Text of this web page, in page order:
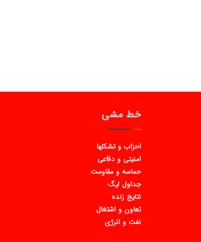
خط مشی
احزاب و تشکلها
امنیتی و دفاعی
حماسه و مقاومت
جداول لیگ
نتایج زنده
تعاون و اشتغال
نفت و انرژی